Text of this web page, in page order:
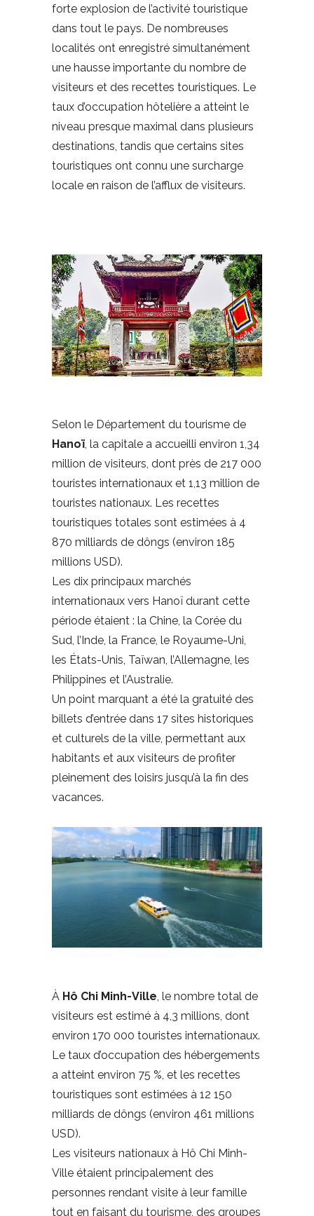
forte explosion de l’activité touristique
dans tout le pays. De nombreuses
localités ont enregistré simultanément
une hausse importante du nombre de
visiteurs et des recettes touristiques. Le
taux d’occupation hôtelière a atteint le
niveau presque maximal dans plusieurs
destinations, tandis que certains sites
touristiques ont connu une surcharge
locale en raison de l’afflux de visiteurs.
Selon le Département du tourisme de
Hanoï, la capitale a accueilli environ 1,34
million de visiteurs, dont près de 217 000
touristes internationaux et 1,13 million de
touristes nationaux. Les recettes
touristiques totales sont estimées à 4
870 milliards de dôngs (environ 185
millions USD).
Les dix principaux marchés
internationaux vers Hanoï durant cette
période étaient : la Chine, la Corée du
Sud, l’Inde, la France, le Royaume-Uni,
les États-Unis, Taïwan, l’Allemagne, les
Philippines et l’Australie.
Un point marquant a été la gratuité des
billets d’entrée dans 17 sites historiques
et culturels de la ville, permettant aux
habitants et aux visiteurs de profiter
pleinement des loisirs jusqu’à la fin des
vacances.
À Hô Chi Minh-Ville, le nombre total de
visiteurs est estimé à 4,3 millions, dont
environ 170 000 touristes internationaux.
Le taux d’occupation des hébergements
a atteint environ 75 %, et les recettes
touristiques sont estimées à 12 150
milliards de dôngs (environ 461 millions
USD).
Les visiteurs nationaux à Hô Chi Minh-
Ville étaient principalement des
personnes rendant visite à leur famille
tout en faisant du tourisme, des groupes